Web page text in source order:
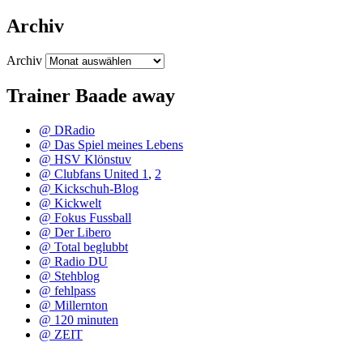
Archiv
Archiv
Trainer Baade away
@ DRadio
@ Das Spiel meines Lebens
@ HSV Klönstuv
@ Clubfans United 1 , 2
@ Kickschuh-Blog
@ Kickwelt
@ Fokus Fussball
@ Der Libero
@ Total beglubbt
@ Radio DU
@ Stehblog
@ fehlpass
@ Millernton
@ 120 minuten
@ ZEIT